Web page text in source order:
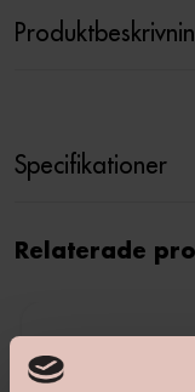
Specifikationer
Relaterade